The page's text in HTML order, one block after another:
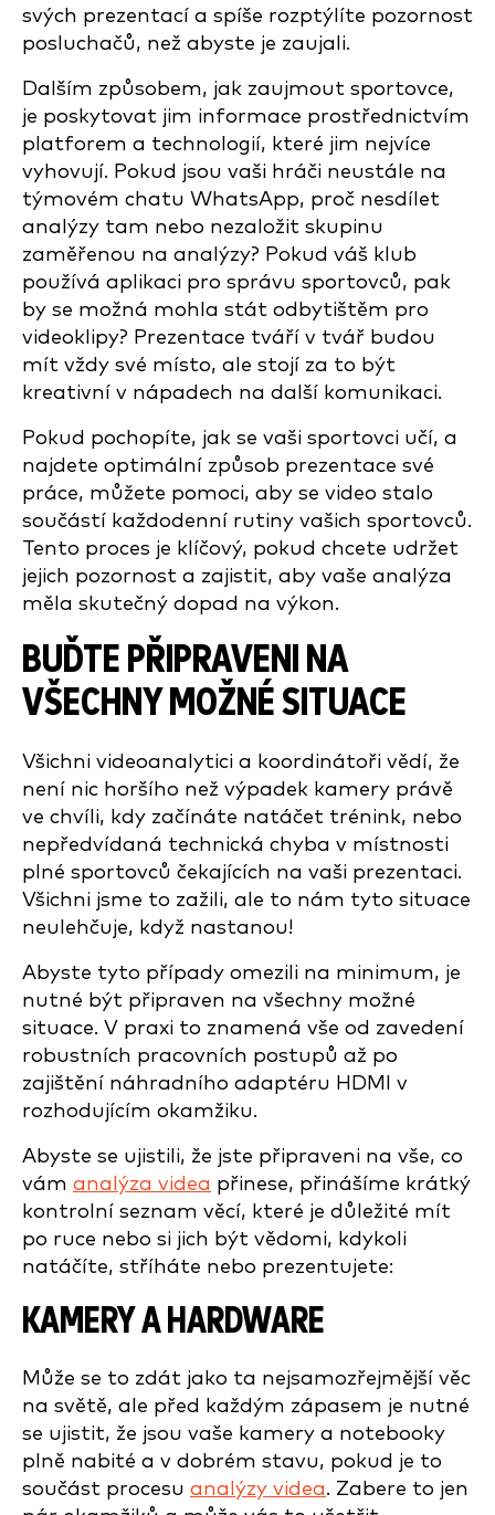
svých prezentací a spíše rozptýlíte pozornost
posluchačů, než abyste je zaujali.
Dalším způsobem, jak zaujmout sportovce,
je poskytovat jim informace prostřednictvím
platforem a technologií, které jim nejvíce
vyhovují. Pokud jsou vaši hráči neustále na
týmovém chatu WhatsApp, proč nesdílet
analýzy tam nebo nezaložit skupinu
zaměřenou na analýzy? Pokud váš klub
používá aplikaci pro správu sportovců, pak
by se možná mohla stát odbytištěm pro
videoklipy? Prezentace tváří v tvář budou
mít vždy své místo, ale stojí za to být
kreativní v nápadech na další komunikaci.
Pokud pochopíte, jak se vaši sportovci učí, a
najdete optimální způsob prezentace své
práce, můžete pomoci, aby se video stalo
součástí každodenní rutiny vašich sportovců.
Tento proces je klíčový, pokud chcete udržet
jejich pozornost a zajistit, aby vaše analýza
měla skutečný dopad na výkon.
BUĎTE PŘIPRAVENI NA
VŠECHNY MOŽNÉ SITUACE
Všichni videoanalytici a koordinátoři vědí, že
není nic horšího než výpadek kamery právě
ve chvíli, kdy začínáte natáčet trénink, nebo
nepředvídaná technická chyba v místnosti
plné sportovců čekajících na vaši prezentaci.
Všichni jsme to zažili, ale to nám tyto situace
neulehčuje, když nastanou!
Abyste tyto případy omezili na minimum, je
nutné být připraven na všechny možné
situace. V praxi to znamená vše od zavedení
robustních pracovních postupů až po
zajištění náhradního adaptéru HDMI v
rozhodujícím okamžiku.
Abyste se ujistili, že jste připraveni na vše, co
vám analýza videa přinese, přinášíme krátký
kontrolní seznam věcí, které je důležité mít
po ruce nebo si jich být vědomi, kdykoli
natáčíte, stříháte nebo prezentujete:
KAMERY A HARDWARE
Může se to zdát jako ta nejsamozřejmější věc
na světě, ale před každým zápasem je nutné
se ujistit, že jsou vaše kamery a notebooky
plně nabité a v dobrém stavu, pokud je to
součást procesu analýzy videa. Zabere to jen